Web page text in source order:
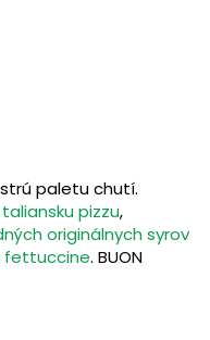
paletu chutí.
pizzu,
originálnych syrov
fettuccine. BUON